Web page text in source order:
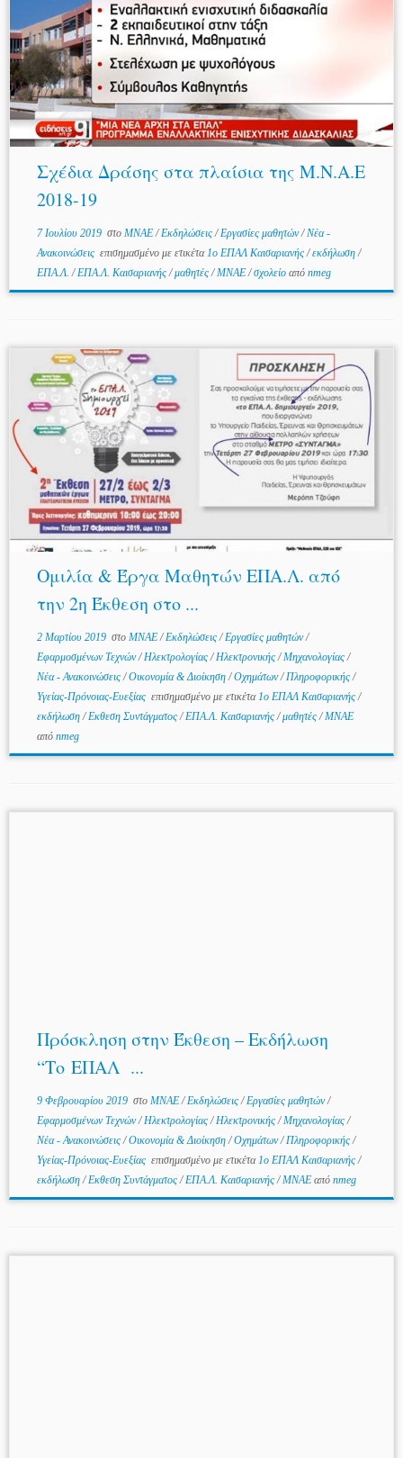
Σχέδια Δράσης στα πλαίσια της Μ.Ν.Α.Ε
2018-19
7 Ιουλίου 2019στο MNAE/Εκδηλώσεις/Εργασίες μαθητών/Νέα -
Ανακοινώσεις επισημασμένο με ετικέτα1ο ΕΠΑΛ Καισαριανής/εκδήλωση/
ΕΠΑ.Λ./ΕΠΑ.Λ. Καισαριανής/μαθητές/ΜΝΑΕ/σχολείο από nmeg
Ομιλία & Έργα Μαθητών ΕΠΑ.Λ. από
την 2η Έκθεση στο ...
2 Μαρτίου 2019στο MNAE/Εκδηλώσεις/Εργασίες μαθητών/
Εφαρμοσμένων Τεχνών/Ηλεκτρολογίας/Ηλεκτρονικής/Μηχανολογίας/
Νέα - Ανακοινώσεις/Οικονομία & Διοίκηση/Οχημάτων/Πληροφορικής/
Υγείας-Πρόνοιας-Ευεξίας επισημασμένο με ετικέτα1ο ΕΠΑΛ Καισαριανής/
εκδήλωση/Εκθεση Συντάγματος/ΕΠΑ.Λ. Καισαριανής/μαθητές/ΜΝΑΕ
από nmeg
Πρόσκληση στην Έκθεση – Εκδήλωση
“Το ΕΠΑΛ ...
9 Φεβρουαρίου 2019στο MNAE/Εκδηλώσεις/Εργασίες μαθητών/
Εφαρμοσμένων Τεχνών/Ηλεκτρολογίας/Ηλεκτρονικής/Μηχανολογίας/
Νέα - Ανακοινώσεις/Οικονομία & Διοίκηση/Οχημάτων/Πληροφορικής/
Υγείας-Πρόνοιας-Ευεξίας επισημασμένο με ετικέτα1ο ΕΠΑΛ Καισαριανής/
εκδήλωση/Εκθεση Συντάγματος/ΕΠΑ.Λ. Καισαριανής/ΜΝΑΕ από nmeg